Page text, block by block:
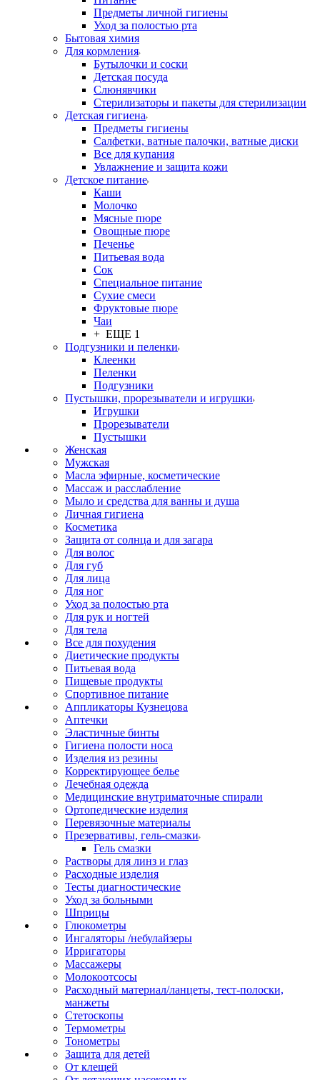
Предметы личной гигиены
Уход за полостью рта
Бытовая химия
Для кормления
Бутылочки и соски
Детская посуда
Слюнявчики
Стерилизаторы и пакеты для стерилизации
Детская гигиена
Предметы гигиены
Салфетки, ватные палочки, ватные диски
Все для купания
Увлажнение и защита кожи
Детское питание
Каши
Молочко
Мясные пюре
Овощные пюре
Печенье
Питьевая вода
Сок
Специальное питание
Сухие смеси
Фруктовые пюре
Чаи
+ ЕЩЕ 1
Подгузники и пеленки
Клеенки
Пеленки
Подгузники
Пустышки, прорезыватели и игрушки
Игрушки
Прорезыватели
Пустышки
Женская
Мужская
Масла эфирные, косметические
Массаж и расслабление
Мыло и средства для ванны и душа
Личная гигиена
Косметика
Защита от солнца и для загара
Для волос
Для губ
Для лица
Для ног
Уход за полостью рта
Для рук и ногтей
Для тела
Все для похудения
Диетические продукты
Питьевая вода
Пищевые продукты
Спортивное питание
Аппликаторы Кузнецова
Аптечки
Эластичные бинты
Гигиена полости носа
Изделия из резины
Корректирующее белье
Лечебная одежда
Медицинские внутриматочные спирали
Ортопедические изделия
Перевязочные материалы
Презервативы, гель-смазки
Гель смазки
Растворы для линз и глаз
Расходные изделия
Тесты диагностические
Уход за больными
Шприцы
Глюкометры
Ингаляторы /небулайзеры
Ирригаторы
Массажеры
Молокоотсосы
Расходный материал/ланцеты, тест-полоски,
манжеты
Стетоскопы
Термометры
Тонометры
Защита для детей
От клещей